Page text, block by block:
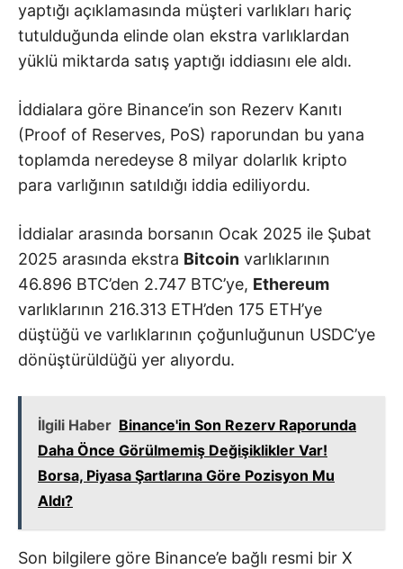
yaptığı açıklamasında müşteri varlıkları hariç
tutulduğunda elinde olan ekstra varlıklardan
yüklü miktarda satış yaptığı iddiasını ele aldı.
İddialara göre Binance’in son Rezerv Kanıtı
(Proof of Reserves, PoS) raporundan bu yana
toplamda neredeyse 8 milyar dolarlık kripto
para varlığının satıldığı iddia ediliyordu.
İddialar arasında borsanın Ocak 2025 ile Şubat
2025 arasında ekstra Bitcoin varlıklarının
46.896 BTC’den 2.747 BTC’ye, Ethereum
varlıklarının 216.313 ETH’den 175 ETH’ye
düştüğü ve varlıklarının çoğunluğunun USDC’ye
dönüştürüldüğü yer alıyordu.
İlgili Haber Binance'in Son Rezerv Raporunda
Daha Önce Görülmemiş Değişiklikler Var!
Borsa, Piyasa Şartlarına Göre Pozisyon Mu
Aldı?
Son bilgilere göre Binance’e bağlı resmi bir X